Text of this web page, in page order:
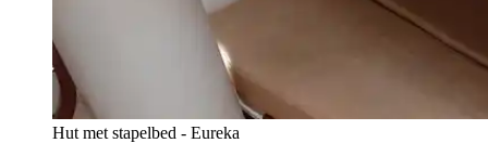
Hut met stapelbed - Eureka